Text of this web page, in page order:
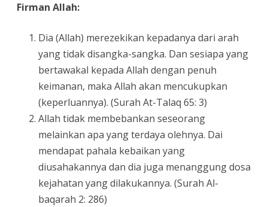
Firman Allah:
Dia (Allah) merezekikan kepadanya dari arah
yang tidak disangka-sangka. Dan sesiapa yang
bertawakal kepada Allah dengan penuh
keimanan, maka Allah akan mencukupkan
(keperluannya). (Surah At-Talaq 65: 3)
Allah tidak membebankan seseorang
melainkan apa yang terdaya olehnya. Dai
mendapat pahala kebaikan yang
diusahakannya dan dia juga menanggung dosa
kejahatan yang dilakukannya. (Surah Al-
baqarah 2: 286)